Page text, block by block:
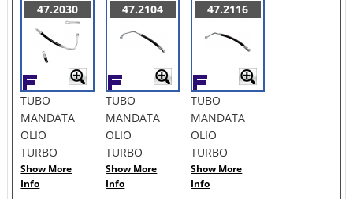
47.2030
TUBO
MANDATA
OLIO
TURBO
Show More
Info
47.2104
TUBO
MANDATA
OLIO
TURBO
Show More
Info
47.2116
TUBO
MANDATA
OLIO
TURBO
Show More
Info